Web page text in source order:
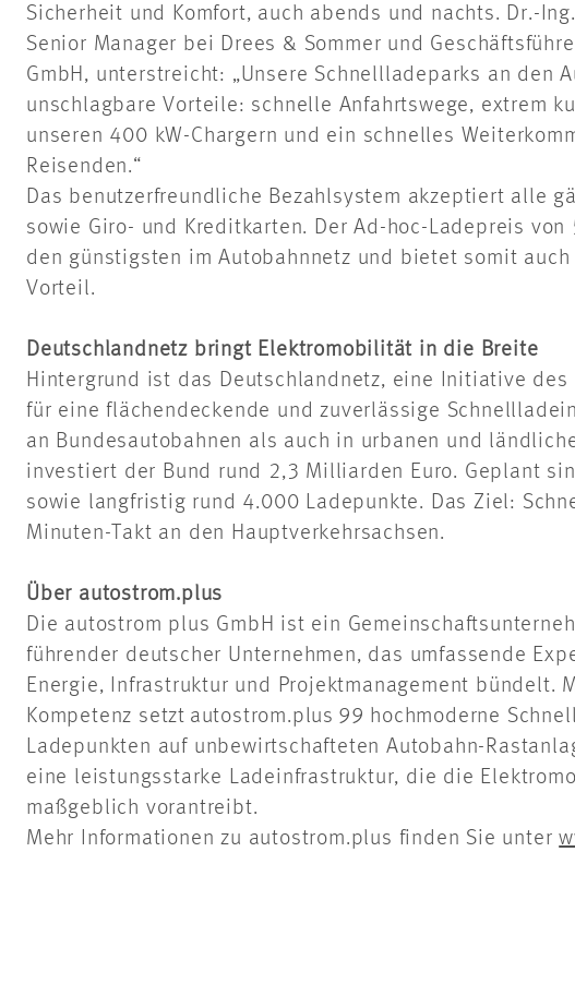
Sicherheit und Komfort, auch abends und nachts. Dr.-
Senior Manager bei Drees & Sommer und
GmbH, unterstreicht: „Unsere Schnellladeparks an den
unschlagbare Vorteile: schnelle Anfahrtswege, extrem
unseren 400 kW-Chargern und ein schnelles
Reisenden.“
Das benutzerfreundliche Bezahlsystem akzeptiert alle
sowie Giro- und Kreditkarten. Der Ad-hoc-Ladepreis von
den günstigsten im Autobahnnetz und bietet somit
Vorteil.
Deutschlandnetz bringt Elektromobilität in die Breite
Hintergrund ist das Deutschlandnetz, eine Initiative des
für eine flächendeckende und zuverlässige
an Bundesautobahnen als auch in urbanen und
investiert der Bund rund 2,3 Milliarden Euro. Geplant
sowie langfristig rund 4.000 Ladepunkte. Das Ziel:
Minuten-Takt an den Hauptverkehrsachsen.
Über autostrom.plus
Die autostrom plus GmbH ist ein
führender deutscher Unternehmen, das umfassende
Energie, Infrastruktur und Projektmanagement bündelt.
Kompetenz setzt autostrom.plus 99 hochmoderne
Ladepunkten auf unbewirtschafteten Autobahn-
eine leistungsstarke Ladeinfrastruktur, die die
maßgeblich vorantreibt.
Mehr Informationen zu autostrom.plus finden Sie unter